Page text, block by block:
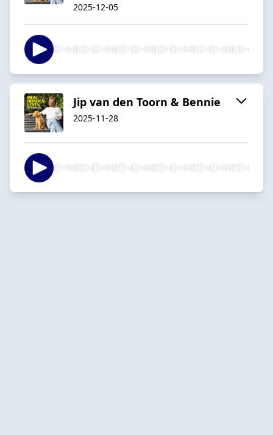
2025-12-05
Jip van den Toorn & Bennie
2025-11-28